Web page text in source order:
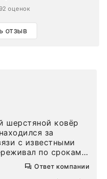
оценок
отзыв
шерстяной ковёр
за
с известными
по срокам.
ровно в
время, без
Ответ компании